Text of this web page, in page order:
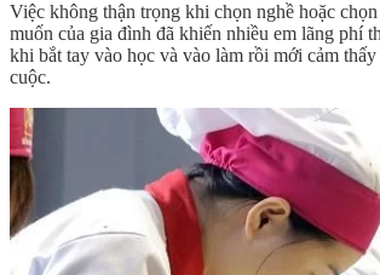
Việc không thận trọng khi chọn nghề hoặc
muốn của gia đình đã khiến nhiều em lãng phí
khi bắt tay vào học và vào làm rồi mới cảm
cuộc.